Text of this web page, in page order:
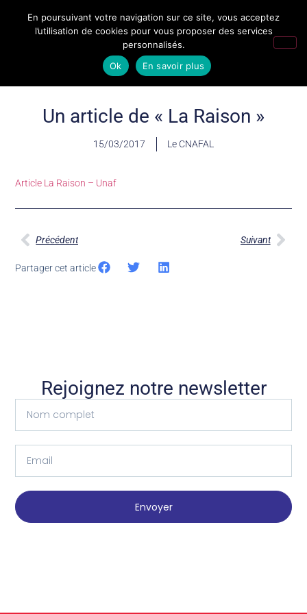
Un article de « La Raison »
15/03/2017 Le CNAFAL
Article La Raison – Unaf
Précédent Suivant
Partager cet article
Rejoignez notre newsletter
Envoyer
En poursuivant votre navigation sur ce site, vous acceptez
l’utilisation de cookies pour vous proposer des services
personnalisés.
Ok
En savoir plus